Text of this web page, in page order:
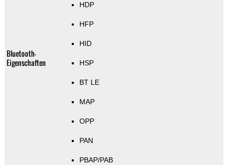
Bluetooth-
Eigenschaften
HDP
HFP
HID
HSP
BT LE
MAP
OPP
PAN
PBAP/PAB